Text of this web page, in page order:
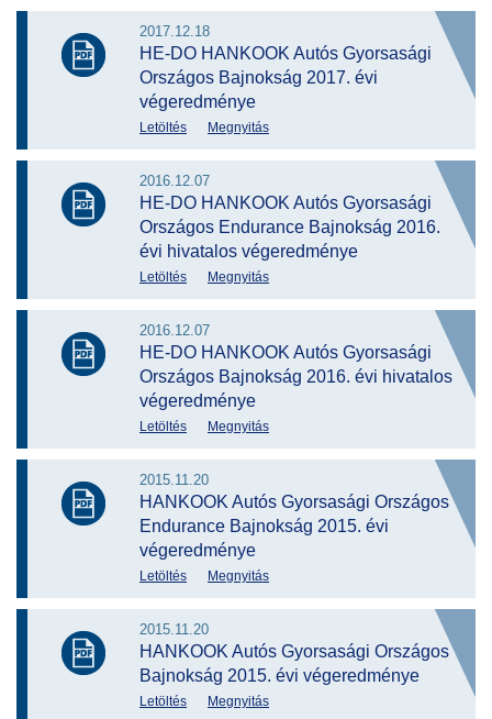
2017.12.18
HE-DO HANKOOK Autós Gyorsasági
Országos Bajnokság 2017. évi
végeredménye
Letöltés Megnyitás
2016.12.07
HE-DO HANKOOK Autós Gyorsasági
Országos Endurance Bajnokság 2016.
évi hivatalos végeredménye
Letöltés Megnyitás
2016.12.07
HE-DO HANKOOK Autós Gyorsasági
Országos Bajnokság 2016. évi hivatalos
végeredménye
Letöltés Megnyitás
2015.11.20
HANKOOK Autós Gyorsasági Országos
Endurance Bajnokság 2015. évi
végeredménye
Letöltés Megnyitás
2015.11.20
HANKOOK Autós Gyorsasági Országos
Bajnokság 2015. évi végeredménye
Letöltés Megnyitás